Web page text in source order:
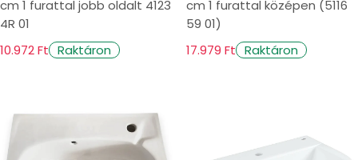
cm 1 furattal jobb oldalt 4123
4R 01
10.972 Ft Raktáron
cm 1 furattal középen (5116
59 01)
17.979 Ft Raktáron